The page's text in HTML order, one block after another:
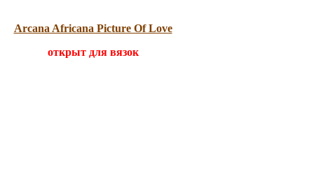
Arcana Africana Picture Of Love
открыт для вязок